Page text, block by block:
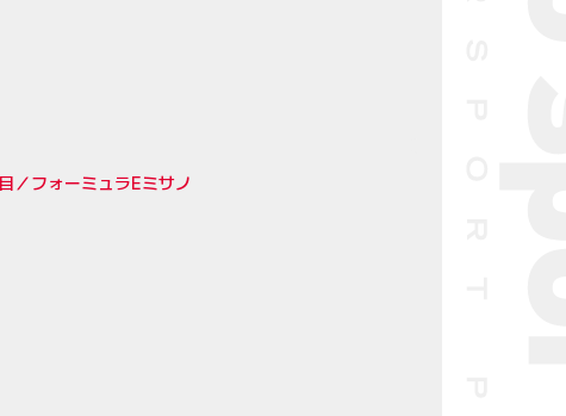
／フォーミュラEミサノ